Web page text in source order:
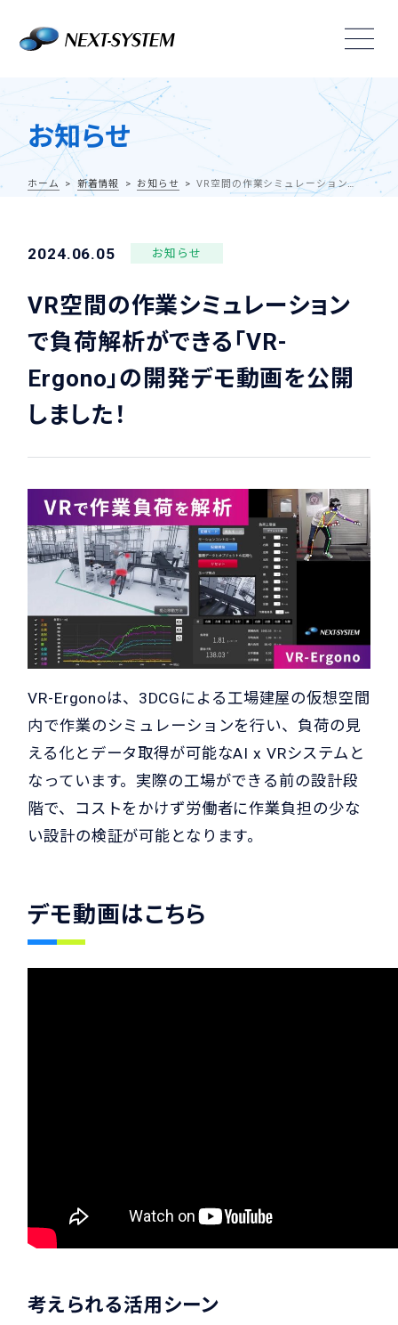
お知らせ
ホーム 新着情報 お知らせ VR空間の作業シミュレーションで負荷解析ができる「VR-Ergono」の開発デモ動画を公開しました！
2024.06.05 お知らせ
VR空間の作業シミュレーション
で負荷解析ができる「VR-
Ergono」の開発デモ動画を公開
しました！
VR-Ergonoは、3DCGによる工場建屋の仮想空間
内で作業のシミュレーションを行い、負荷の見
える化とデータ取得が可能なAI x VRシステムと
なっています。実際の工場ができる前の設計段
階で、コストをかけず労働者に作業負担の少な
い設計の検証が可能となります。
デモ動画はこちら
考えられる活用シーン